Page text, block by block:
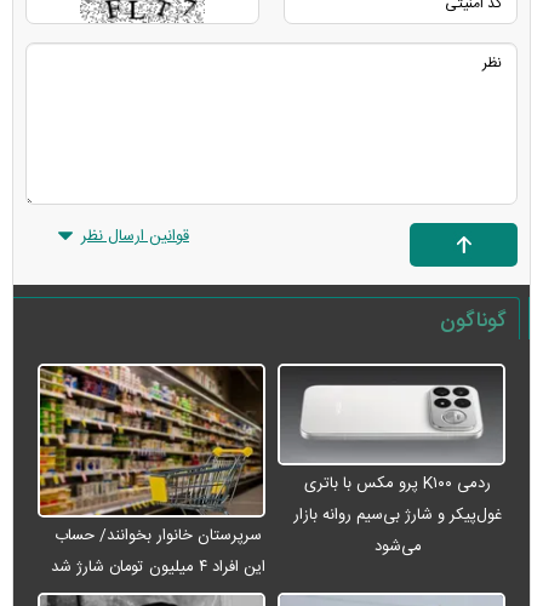
قوانین ارسال نظر
گوناگون
ردمی K۱۰۰ پرو مکس با باتری
غول‌پیکر و شارژ بی‌سیم روانه بازار
می‌شود
سرپرستان خانوار بخوانند/ حساب
این افراد ۴ میلیون تومان شارژ شد